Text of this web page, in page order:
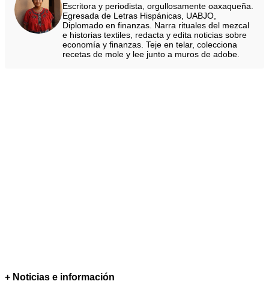
Escritora y periodista, orgullosamente oaxaqueña.
Egresada de Letras Hispánicas, UABJO,
Diplomado en finanzas. Narra rituales del mezcal
e historias textiles, redacta y edita noticias sobre
economía y finanzas. Teje en telar, colecciona
recetas de mole y lee junto a muros de adobe.
+ Noticias e información